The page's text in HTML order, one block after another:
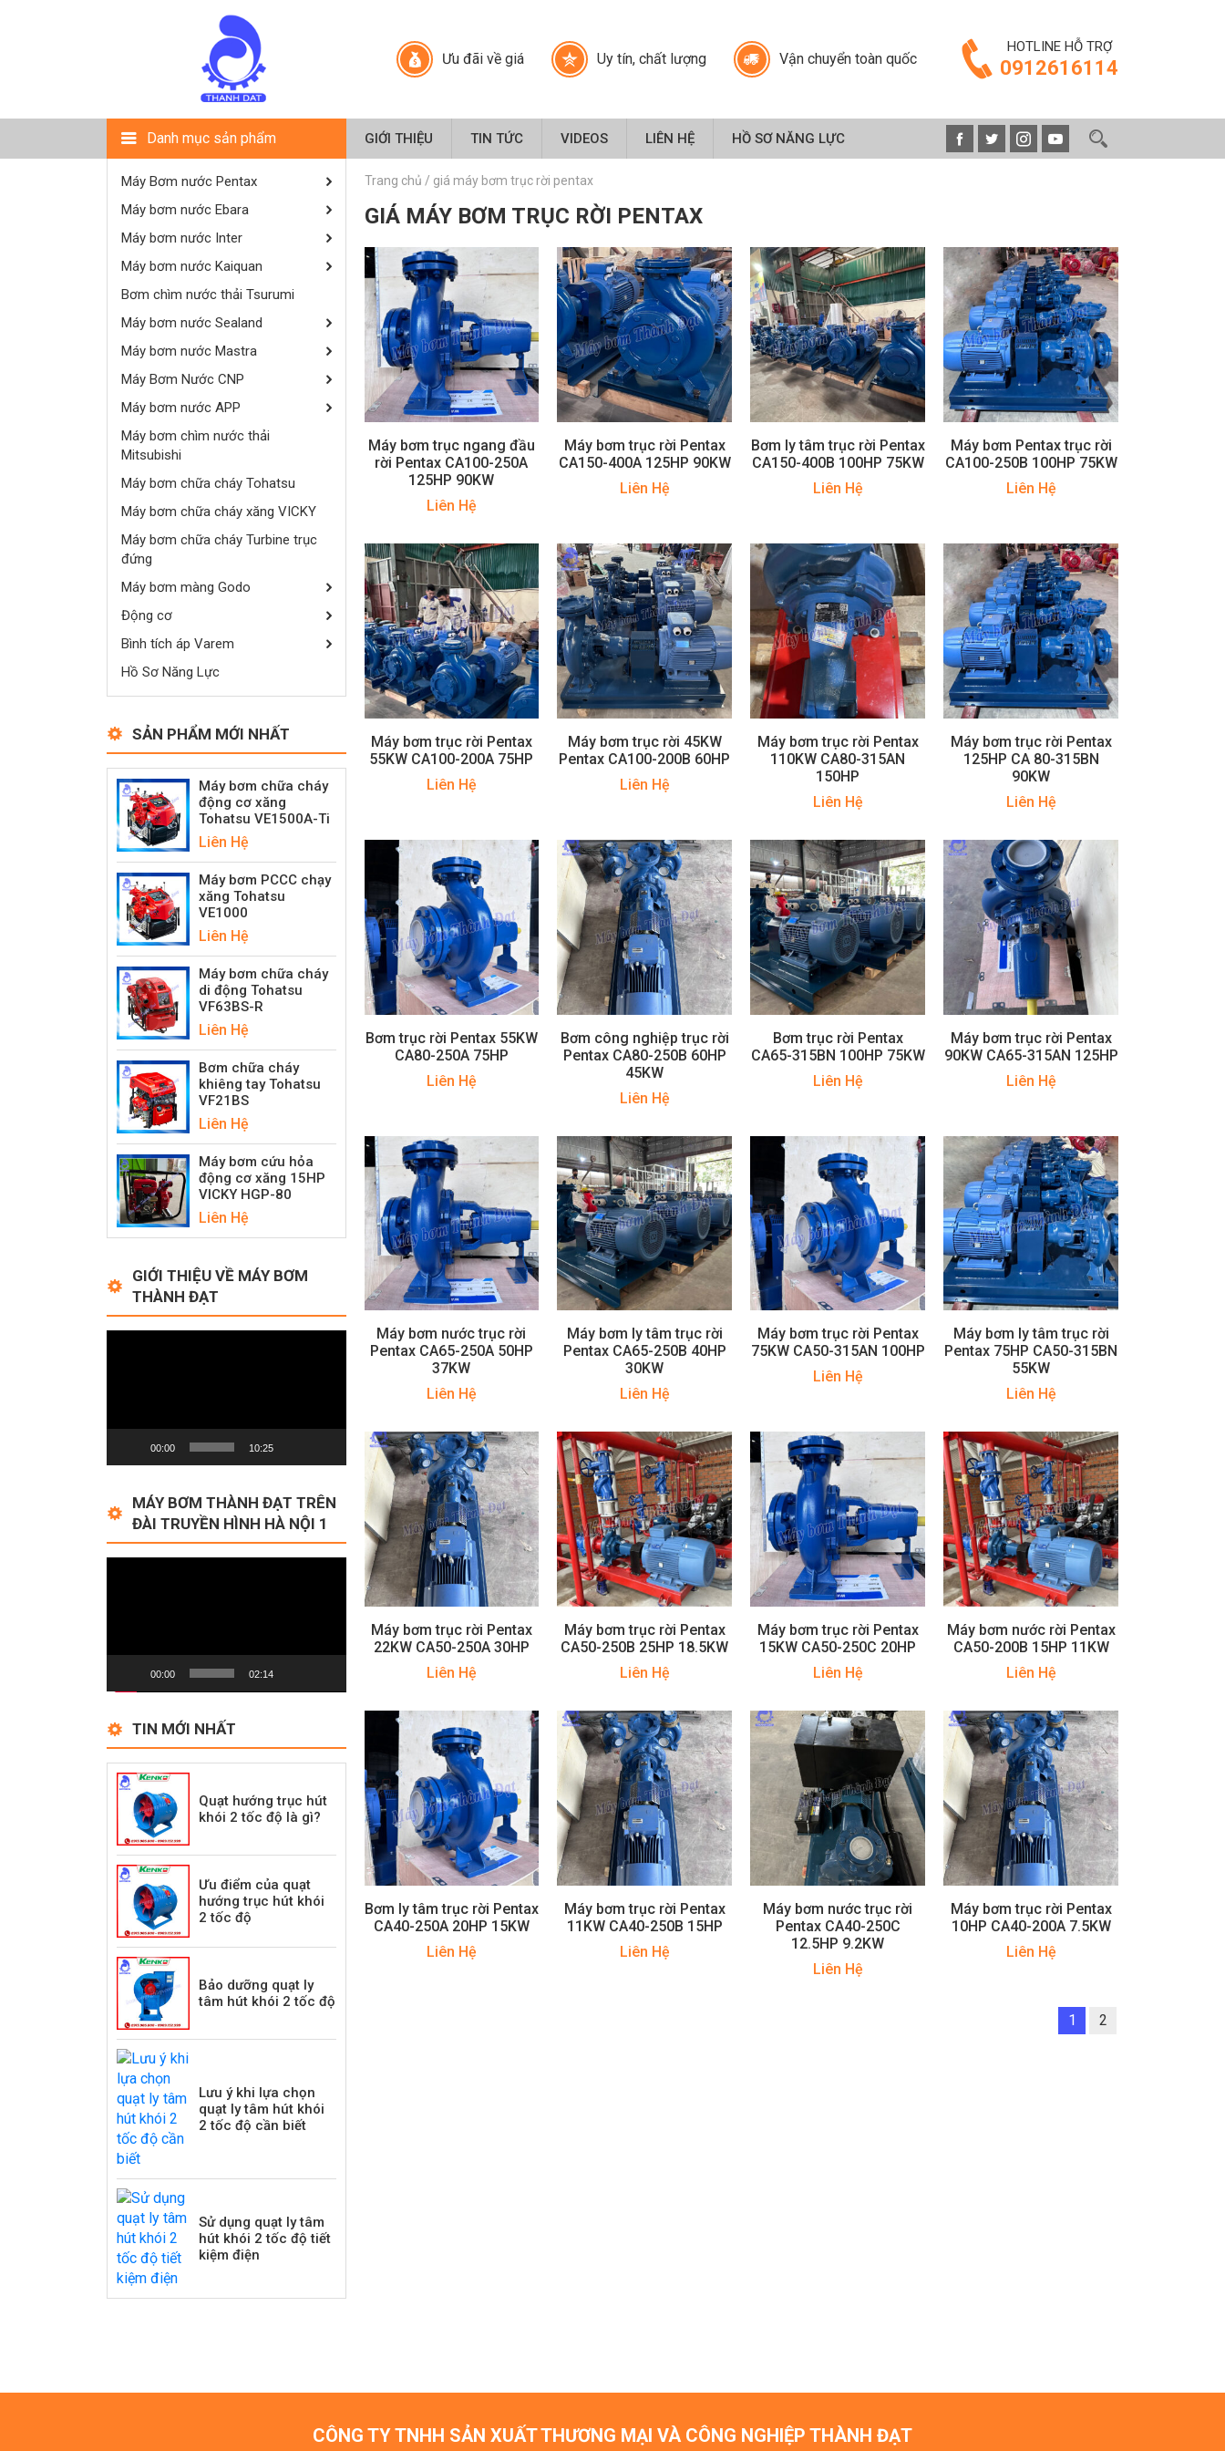
Ưu đãi về giá Uy tín, chất lượng Vận chuyển toàn quốc
HOTLINE HỖ TRỢ
0912616114
Danh mục sản phẩm GIỚI THIỆU TIN TỨC VIDEOS LIÊN HỆ HỒ SƠ NĂNG LỰC
Máy Bơm nước Pentax
Máy bơm nước Ebara
Máy bơm nước Inter
Máy bơm nước Kaiquan
Bơm chìm nước thải Tsurumi
Máy bơm nước Sealand
Máy bơm nước Mastra
Máy Bơm Nước CNP
Máy bơm nước APP
Máy bơm chìm nước thải
Mitsubishi
Máy bơm chữa cháy Tohatsu
Máy bơm chữa cháy xăng VICKY
Máy bơm chữa cháy Turbine trục
đứng
Máy bơm màng Godo
Động cơ
Bình tích áp Varem
Hồ Sơ Năng Lực
SẢN PHẨM MỚI NHẤT
Máy bơm chữa cháy
động cơ xăng
Tohatsu VE1500A-Ti
Liên Hệ
Máy bơm PCCC chạy
xăng Tohatsu
VE1000
Liên Hệ
Máy bơm chữa cháy
di động Tohatsu
VF63BS-R
Liên Hệ
Bơm chữa cháy
khiêng tay Tohatsu
VF21BS
Liên Hệ
Máy bơm cứu hỏa
động cơ xăng 15HP
VICKY HGP-80
Liên Hệ
GIỚI THIỆU VỀ MÁY BƠM
THÀNH ĐẠT
00:00 10:25
MÁY BƠM THÀNH ĐẠT TRÊN
ĐÀI TRUYỀN HÌNH HÀ NỘI 1
00:00 02:14
TIN MỚI NHẤT
Quạt hướng trục hút
khói 2 tốc độ là gì?
Ưu điểm của quạt
hướng trục hút khói
2 tốc độ
Bảo dưỡng quạt ly
tâm hút khói 2 tốc độ
Lưu ý khi lựa chọn
quạt ly tâm hút khói
2 tốc độ cần biết
Sử dụng quạt ly tâm
hút khói 2 tốc độ tiết
kiệm điện
Trang chủ / giá máy bơm trục rời pentax
GIÁ MÁY BƠM TRỤC RỜI PENTAX
Máy bơm trục ngang đầu
rời Pentax CA100-250A
125HP 90KW
Liên Hệ
Máy bơm trục rời Pentax
CA150-400A 125HP 90KW
Liên Hệ
Bơm ly tâm trục rời Pentax
CA150-400B 100HP 75KW
Liên Hệ
Máy bơm Pentax trục rời
CA100-250B 100HP 75KW
Liên Hệ
Máy bơm trục rời Pentax
55KW CA100-200A 75HP
Liên Hệ
Máy bơm trục rời 45KW
Pentax CA100-200B 60HP
Liên Hệ
Máy bơm trục rời Pentax
110KW CA80-315AN
150HP
Liên Hệ
Máy bơm trục rời Pentax
125HP CA 80-315BN
90KW
Liên Hệ
Bơm trục rời Pentax 55KW
CA80-250A 75HP
Liên Hệ
Bơm công nghiệp trục rời
Pentax CA80-250B 60HP
45KW
Liên Hệ
Bơm trục rời Pentax
CA65-315BN 100HP 75KW
Liên Hệ
Máy bơm trục rời Pentax
90KW CA65-315AN 125HP
Liên Hệ
Máy bơm nước trục rời
Pentax CA65-250A 50HP
37KW
Liên Hệ
Máy bơm ly tâm trục rời
Pentax CA65-250B 40HP
30KW
Liên Hệ
Máy bơm trục rời Pentax
75KW CA50-315AN 100HP
Liên Hệ
Máy bơm ly tâm trục rời
Pentax 75HP CA50-315BN
55KW
Liên Hệ
Máy bơm trục rời Pentax
22KW CA50-250A 30HP
Liên Hệ
Máy bơm trục rời Pentax
CA50-250B 25HP 18.5KW
Liên Hệ
Máy bơm trục rời Pentax
15KW CA50-250C 20HP
Liên Hệ
Máy bơm nước rời Pentax
CA50-200B 15HP 11KW
Liên Hệ
Bơm ly tâm trục rời Pentax
CA40-250A 20HP 15KW
Liên Hệ
Máy bơm trục rời Pentax
11KW CA40-250B 15HP
Liên Hệ
Máy bơm nước trục rời
Pentax CA40-250C
12.5HP 9.2KW
Liên Hệ
Máy bơm trục rời Pentax
10HP CA40-200A 7.5KW
Liên Hệ
1 2
CÔNG TY TNHH SẢN XUẤT THƯƠNG MẠI VÀ CÔNG NGHIỆP THÀNH ĐẠT